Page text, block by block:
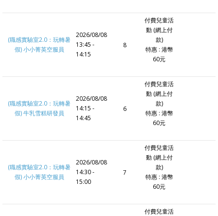
(職感實驗室2.0：玩轉暑
假) 小小菁英空服員
2026/08/08
13:45 -
14:15
8
付費兒童活
動 (網上付
款)
特惠 : 港幣
60元
(職感實驗室2.0：玩轉暑
假) 牛乳雪糕研發員
2026/08/08
14:15 -
14:45
6
付費兒童活
動 (網上付
款)
特惠 : 港幣
60元
(職感實驗室2.0：玩轉暑
假) 小小菁英空服員
2026/08/08
14:30 -
15:00
7
付費兒童活
動 (網上付
款)
特惠 : 港幣
60元
付費兒童活